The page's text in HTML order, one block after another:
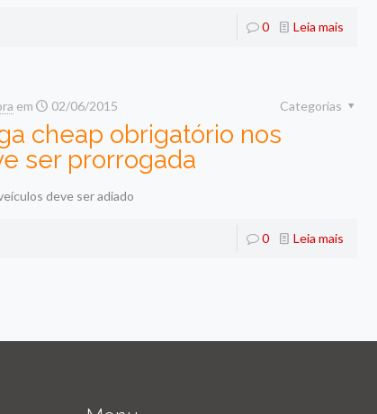
0 Leia mais
em 02/06/2015 Categorias
cheap obrigatório nos
ser prorrogada
deve ser adiado
0 Leia mais